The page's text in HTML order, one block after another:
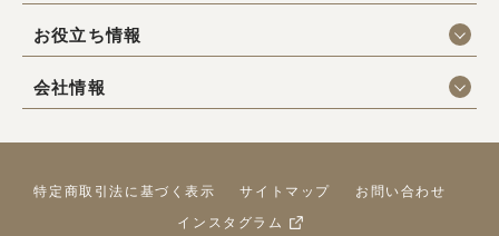
お役立ち情報
会社情報
特定商取引法に基づく表示 サイトマップ
お問い合わせ
インスタグラム